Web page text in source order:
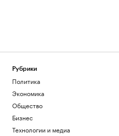
Рубрики
Политика
Экономика
Общество
Бизнес
Технологии и медиа